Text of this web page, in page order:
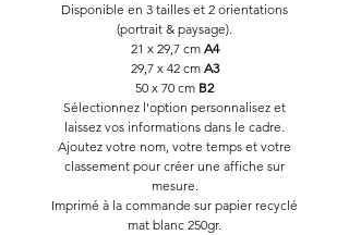
Disponible en 3 tailles et 2 orientations
(portrait & paysage).
21 x 29,7 cm A4
29,7 x 42 cm A3
50 x 70 cm B2
Sélectionnez l'option personnalisez et
laissez vos informations dans le cadre.
Ajoutez votre nom, votre temps et votre
classement pour créer une affiche sur
mesure.
Imprimé à la commande sur papier recyclé
mat blanc 250gr.